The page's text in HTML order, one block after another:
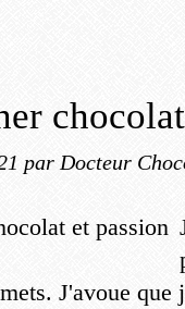
par Docteur
J'avoue